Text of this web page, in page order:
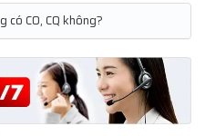
CO, CQ không?